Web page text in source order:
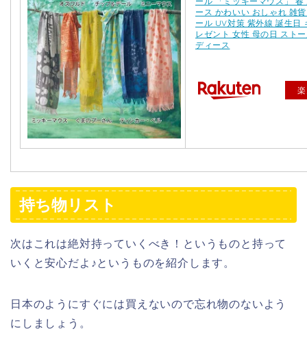
ース かわいい おしゃれ 雑
ール UV対策 紫外線 誕生日
レゼント 女性 母の日 スト
ディース
持ち物リスト
次はこれは絶対持っていくべき！というものと持って
いくと安心だよ♪というものを紹介します。
日本のようにすぐには買えないので忘れ物のないよう
にしましょう。